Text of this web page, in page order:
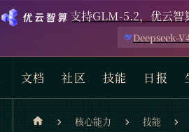
支持GLM-5.2，优云
Deepseek-
文档 社区 技能 日报
核心能力 技能